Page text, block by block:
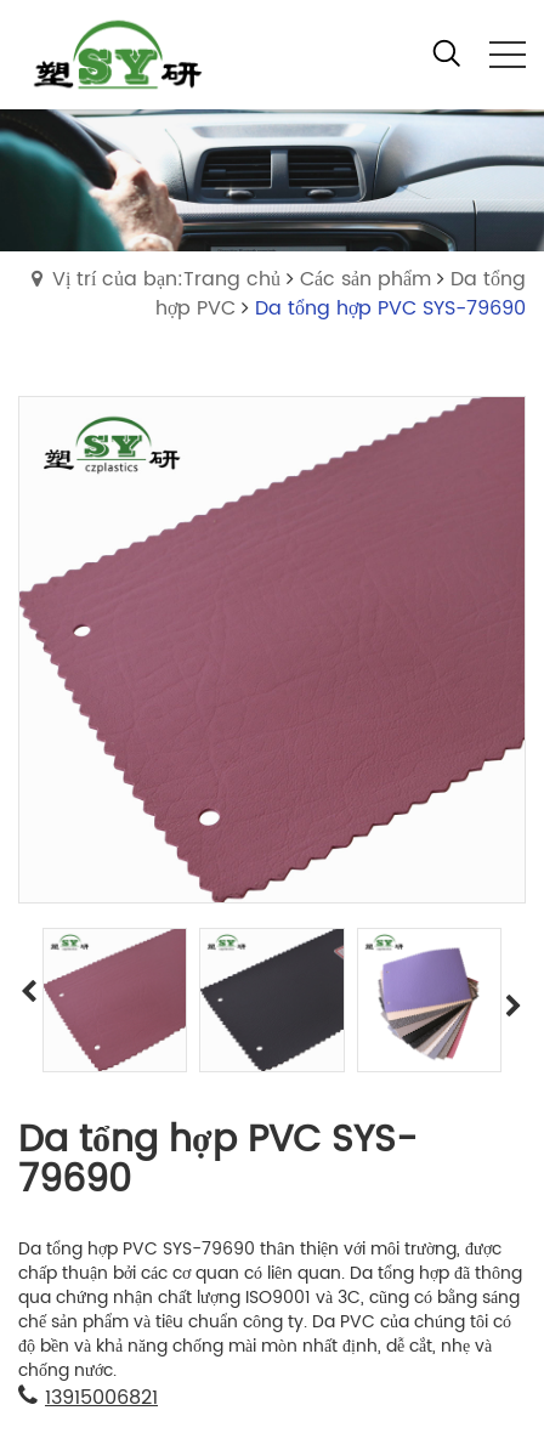
Vị trí của bạn:Trang chủ Các sản phẩm
Da tổng
hợp PVC
Da tổng hợp PVC SYS-79690
Da tổng hợp PVC SYS-
79690
Da tổng hợp PVC SYS-79690 thân thiện với môi trường, được
chấp thuận bởi các cơ quan có liên quan. Da tổng hợp đã thông
qua chứng nhận chất lượng ISO9001 và 3C, cũng có bằng sáng
chế sản phẩm và tiêu chuẩn công ty. Da PVC của chúng tôi có
độ bền và khả năng chống mài mòn nhất định, dễ cắt, nhẹ và
chống nước.
13915006821